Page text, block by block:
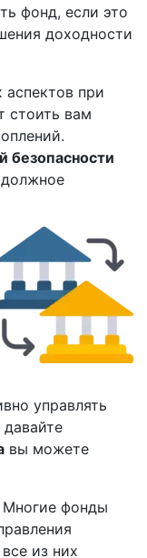
фонд, если это
доходности
аспектов при
стоить вам
безопасности
должное
управлять
вы можете
Многие фонды
из них